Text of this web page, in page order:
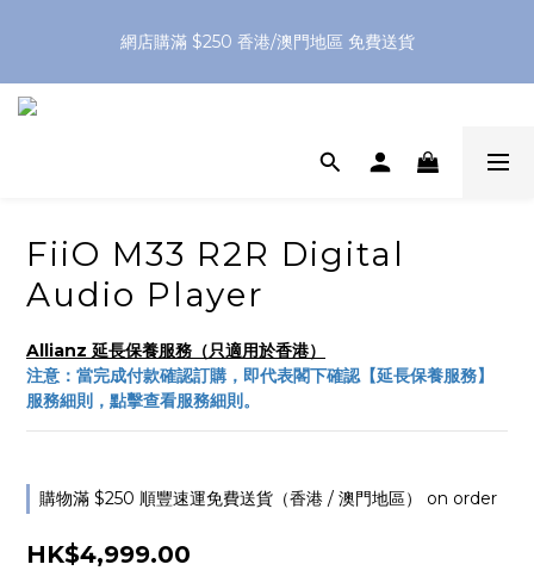
網店購滿 $250 香港/澳門地區 免費送貨
XPay（先買後付 免息分 3 期）- 新用戶首次消費滿 HK$100 即
FiiO M33 R2R Digital
Audio Player
Allianz 延長保養服務（只適用於香港）
注意：當完成付款確認訂購，即代表閣下確認【延長保養服務】
服務細則，點擊查看服務細則。
購物滿 $250 順豐速運免費送貨（香港 / 澳門地區） on order
HK$4,999.00